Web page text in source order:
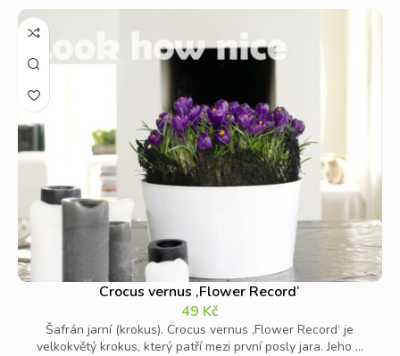
Crocus vernus ‚Flower Record‘
49 Kč
Šafrán jarní (krokus). Crocus vernus ‚Flower Record‘ je
velkokvětý krokus, který patří mezi první posly jara. Jeho ...